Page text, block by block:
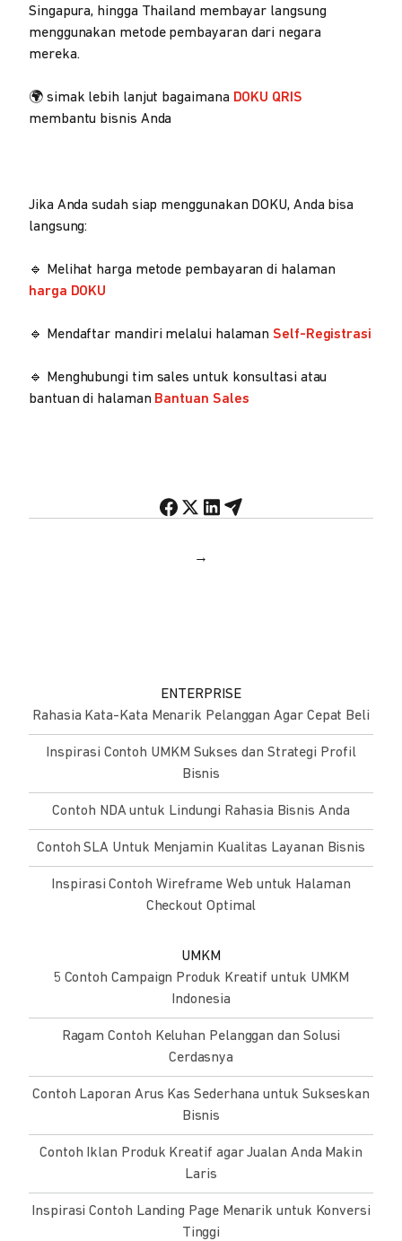
Singapura, hingga Thailand membayar langsung
menggunakan metode pembayaran dari negara
mereka.
🌍 simak lebih lanjut bagaimana DOKU QRIS
membantu bisnis Anda
Jika Anda sudah siap menggunakan DOKU, Anda bisa
langsung:
🔹 Melihat harga metode pembayaran di halaman
harga DOKU
🔹 Mendaftar mandiri melalui halaman Self-Registrasi
🔹 Menghubungi tim sales untuk konsultasi atau
bantuan di halaman Bantuan Sales
→
ENTERPRISE
Rahasia Kata-Kata Menarik Pelanggan Agar Cepat Beli
Inspirasi Contoh UMKM Sukses dan Strategi Profil
Bisnis
Contoh NDA untuk Lindungi Rahasia Bisnis Anda
Contoh SLA Untuk Menjamin Kualitas Layanan Bisnis
Inspirasi Contoh Wireframe Web untuk Halaman
Checkout Optimal
UMKM
5 Contoh Campaign Produk Kreatif untuk UMKM
Indonesia
Ragam Contoh Keluhan Pelanggan dan Solusi
Cerdasnya
Contoh Laporan Arus Kas Sederhana untuk Sukseskan
Bisnis
Contoh Iklan Produk Kreatif agar Jualan Anda Makin
Laris
Inspirasi Contoh Landing Page Menarik untuk Konversi
Tinggi